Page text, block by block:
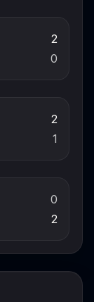
2
0
2
1
0
2